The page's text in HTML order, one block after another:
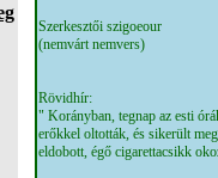
Szerkesztői szigoeour
(nemvárt nemvers)
Rövidhír:
" Korányban, tegnap az esti
erőkkel oltották, és sikerült
eldobott, égő cigarettacsikk